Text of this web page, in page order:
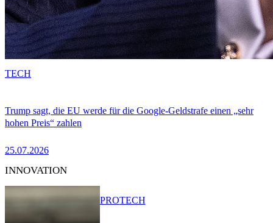
Trump sagt, die EU werde für die Google-Geldstrafe einen „sehr
hohen Preis“ zahlen
25.07.2026
TECH
INNOVATION
PROTECH